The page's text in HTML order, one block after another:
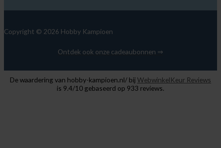
Copyright © 2026 Hobby Kampioen
Ontdek ook onze cadeaubonnen ⇒
De waardering van hobby-kampioen.nl/ bijWebwinkelKeur Reviews
is 9.4/10 gebaseerd op 933 reviews.